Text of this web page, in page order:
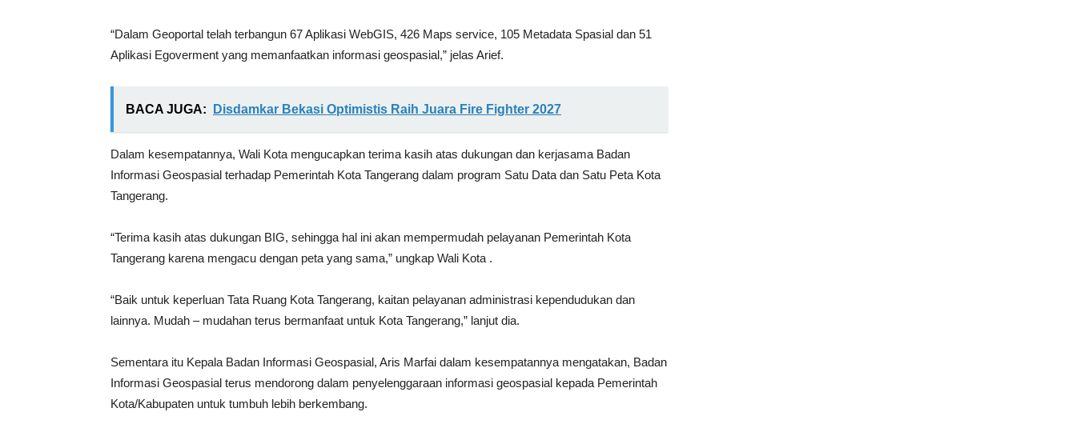
“Dalam Geoportal telah terbangun 67 Aplikasi WebGIS, 426 Maps service, 105 Metadata Spasial dan 51
Aplikasi Egoverment yang memanfaatkan informasi geospasial,” jelas Arief.
BACA JUGA: Disdamkar Bekasi Optimistis Raih Juara Fire Fighter 2027
Dalam kesempatannya, Wali Kota mengucapkan terima kasih atas dukungan dan kerjasama Badan
Informasi Geospasial terhadap Pemerintah Kota Tangerang dalam program Satu Data dan Satu Peta Kota
Tangerang.
“Terima kasih atas dukungan BIG, sehingga hal ini akan mempermudah pelayanan Pemerintah Kota
Tangerang karena mengacu dengan peta yang sama,” ungkap Wali Kota .
“Baik untuk keperluan Tata Ruang Kota Tangerang, kaitan pelayanan administrasi kependudukan dan
lainnya. Mudah – mudahan terus bermanfaat untuk Kota Tangerang,” lanjut dia.
Sementara itu Kepala Badan Informasi Geospasial, Aris Marfai dalam kesempatannya mengatakan, Badan
Informasi Geospasial terus mendorong dalam penyelenggaraan informasi geospasial kepada Pemerintah
Kota/Kabupaten untuk tumbuh lebih berkembang.